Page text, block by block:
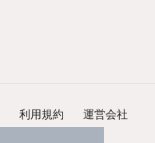
利用規約 運営会社